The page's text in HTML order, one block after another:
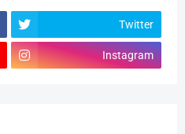
Twitter
Instagram